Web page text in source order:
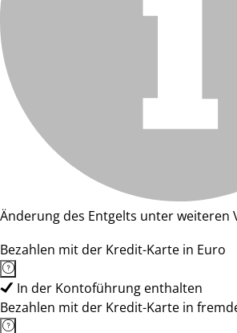
Änderung des Entgelts unter weiteren
Bezahlen mit der Kredit-Karte in Euro
In der Kontoführung enthalten
Bezahlen mit der Kredit-Karte in